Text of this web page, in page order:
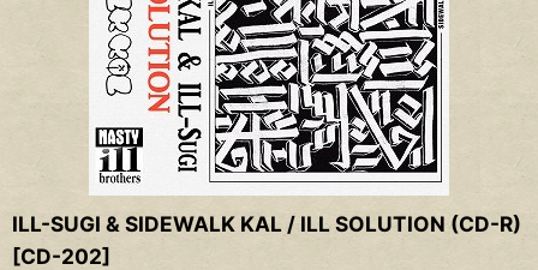
ILL-SUGI & SIDEWALK KAL / ILL SOLUTION (CD-R)
[CD-202]